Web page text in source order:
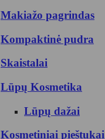
Makiažo pagrindas
Kompaktinė pudra
Skaistalai
Lūpų Kosmetika
Lūpų dažai
Kosmetiniai pieštukai